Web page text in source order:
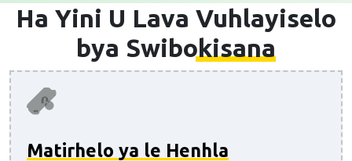
Ha Yini U Lava Vuhlayiselo
bya Swibokisana
Matirhelo ya le Henhla